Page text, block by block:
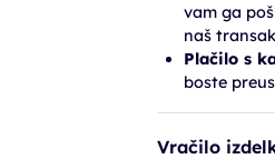
vam ga
naš
Plačilo s
boste
Vračilo